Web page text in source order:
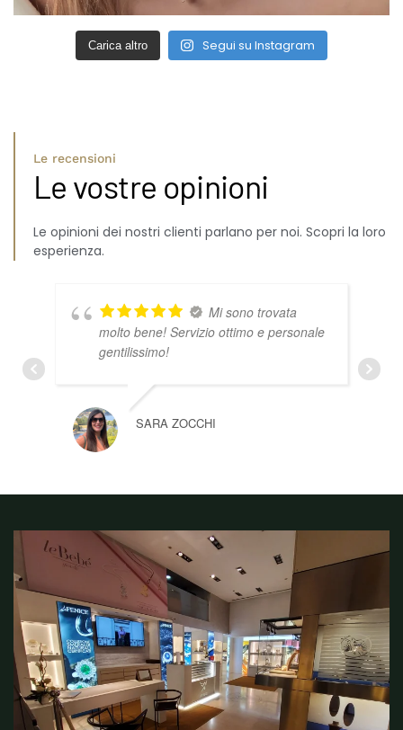
Carica altro Segui su Instagram
Le recensioni
Le vostre opinioni
Le opinioni dei nostri clienti parlano per noi. Scopri la loro
esperienza.
Mi sono trovata
molto bene! Servizio ottimo e personale
gentilissimo!
SARA ZOCCHI